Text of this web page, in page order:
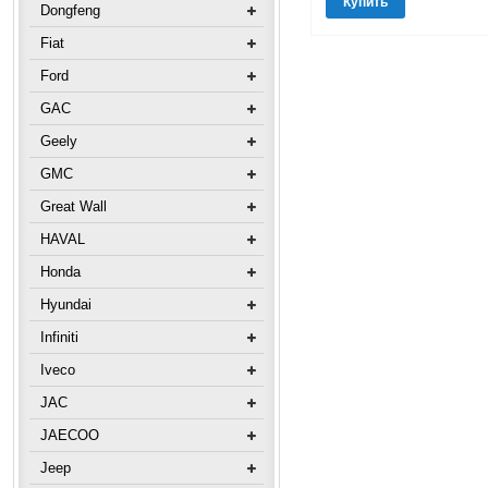
Dongfeng
Fiat
Ford
GAC
Geely
GMC
Great Wall
HAVAL
Honda
Hyundai
Infiniti
Iveco
JAC
JAECOO
Jeep